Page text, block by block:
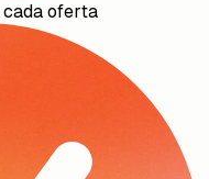
oferta